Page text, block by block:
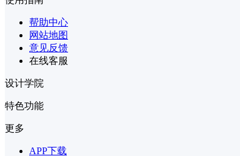
帮助中心
网站地图
意见反馈
在线客服
设计学院
特色功能
更多
APP下载